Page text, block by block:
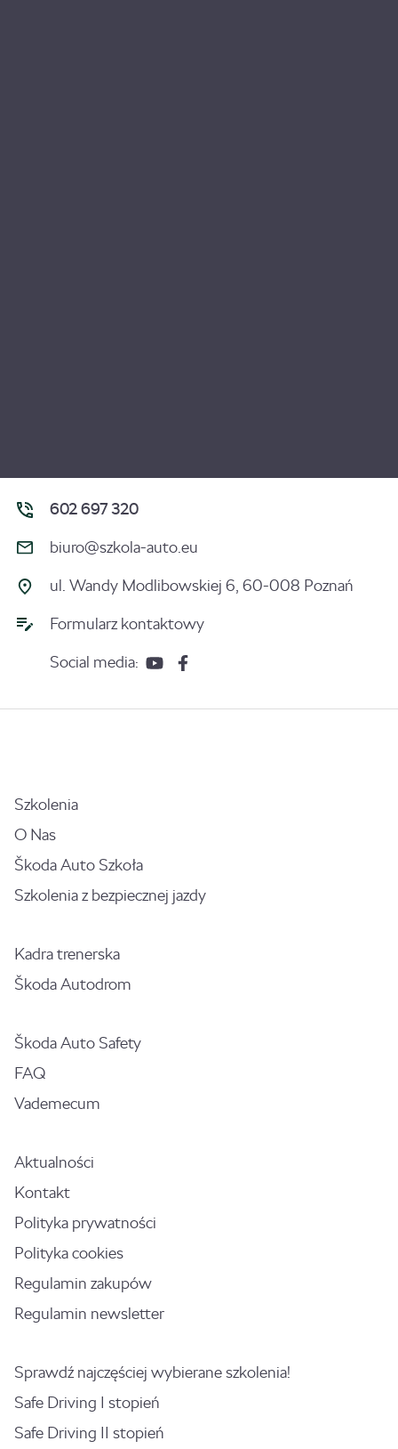
602 697 320
biuro@szkola-auto.eu
ul. Wandy Modlibowskiej 6, 60-008 Poznań
Formularz kontaktowy
Social media:
Szkolenia
O Nas
Škoda Auto Szkoła
Szkolenia z bezpiecznej jazdy
Kadra trenerska
Škoda Autodrom
Škoda Auto Safety
FAQ
Vademecum
Aktualności
Kontakt
Polityka prywatności
Polityka cookies
Regulamin zakupów
Regulamin newsletter
Sprawdź najczęściej wybierane szkolenia!
Safe Driving I stopień
Safe Driving II stopień